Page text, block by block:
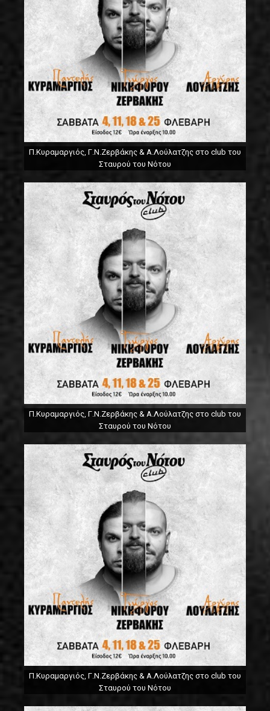
Π.Κυραμαργιός, Γ.Ν.Ζερβάκης & Α.Λούλατζης στο club του
Σταυρού του Νότου
Π.Κυραμαργιός, Γ.Ν.Ζερβάκης & Α.Λούλατζης στο club του
Σταυρού του Νότου
Π.Κυραμαργιός, Γ.Ν.Ζερβάκης & Α.Λούλατζης στο club του
Σταυρού του Νότου